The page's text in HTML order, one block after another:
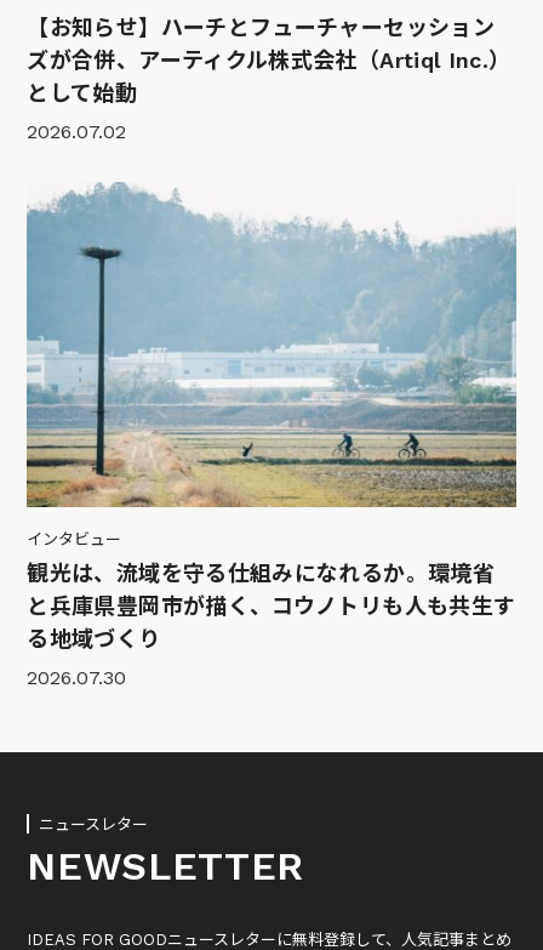
【お知らせ】ハーチとフューチャーセッション
ズが合併、アーティクル株式会社（Artiql Inc.）
として始動
2026.07.02
インタビュー
観光は、流域を守る仕組みになれるか。環境省
と兵庫県豊岡市が描く、コウノトリも人も共生す
る地域づくり
2026.07.30
ニュースレター
NEWSLETTER
IDEAS FOR GOODニュースレターに無料登録して、人気記事まとめ